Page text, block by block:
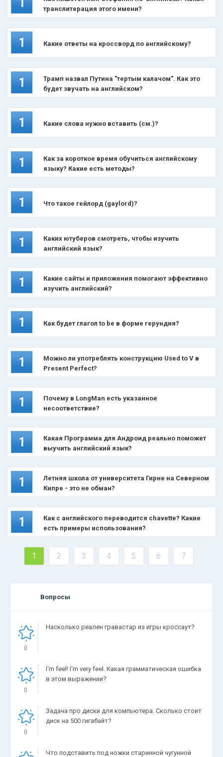
транслитерация этого имени?
1 Какие ответы на кроссворд по английскому?
1
Трамп назвал Путина "тертым калачом". Как это
будет звучать на английском?
1 Какие слова нужно вставить (см.)?
1
Как за короткое время обучиться английскому
языку? Какие есть методы?
1 Что такое гейлорд (gaylord)?
1
Каких ютуберов смотреть, чтобы изучить
английский язык?
1
Какие сайты и приложения помогают эффективно
изучить английский?
1 Как будет глагол to be в форме герундия?
1
Можно ли употреблять конструкцию Used to V в
Present Perfect?
1
Почему в LongMan есть указанное
несоответствие?
1
Какая Программа для Андроид реально поможет
выучить английский язык?
1
Летняя школа от университета Гирне на Северном
Кипре - это не обман?
1
Как с английского переводится chavette? Какие
есть примеры использования?
1 2 3 4 5 6 7
Вопросы
0
Насколько реален гравастар из игры кроссаут?
0
I'm feel! I'm very feel. Какая грамматическая ошибка
в этом выражении?
0
Задача про диски для компьютера. Сколько стоит
диск на 500 гигабайт?
Что подставить под ножки старинной чугунной